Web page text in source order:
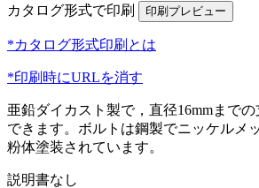
カタログ形式で印刷
*カタログ形式印刷とは
*印刷時にURLを消す
亜鉛ダイカスト製で，直径16mmまで
できます。ボルトは鋼製でニッケルメ
粉体塗装されています。
説明書なし